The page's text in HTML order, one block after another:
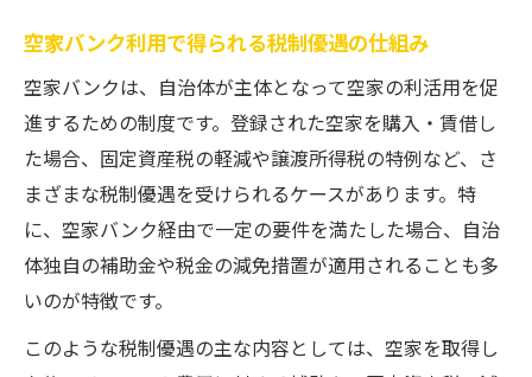
空家バンク利用で得られる税制優遇の仕組み
空家バンクは、自治体が主体となって空家の利活用を促
進するための制度です。登録された空家を購入・賃借し
た場合、固定資産税の軽減や譲渡所得税の特例など、さ
まざまな税制優遇を受けられるケースがあります。特
に、空家バンク経由で一定の要件を満たした場合、自治
体独自の補助金や税金の減免措置が適用されることも多
いのが特徴です。
このような税制優遇の主な内容としては、空家を取得し